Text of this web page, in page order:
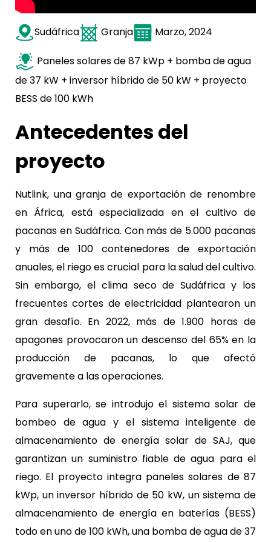
Sudáfrica Granja Marzo, 2024
Paneles solares de 87 kWp + bomba de agua
de 37 kW + inversor híbrido de 50 kW + proyecto
BESS de 100 kWh
Antecedentes del
proyecto
Nutlink, una granja de exportación de renombre
en África, está especializada en el cultivo de
pacanas en Sudáfrica. Con más de 5.000 pacanas
y más de 100 contenedores de exportación
anuales, el riego es crucial para la salud del cultivo.
Sin embargo, el clima seco de Sudáfrica y los
frecuentes cortes de electricidad plantearon un
gran desafío. En 2022, más de 1.900 horas de
apagones provocaron un descenso del 65% en la
producción de pacanas, lo que afectó
gravemente a las operaciones.
Para superarlo, se introdujo el sistema solar de
bombeo de agua y el sistema inteligente de
almacenamiento de energía solar de SAJ, que
garantizan un suministro fiable de agua para el
riego. El proyecto integra paneles solares de 87
kWp, un inversor híbrido de 50 kW, un sistema de
almacenamiento de energía en baterías (BESS)
todo en uno de 100 kWh, una bomba de agua de 37